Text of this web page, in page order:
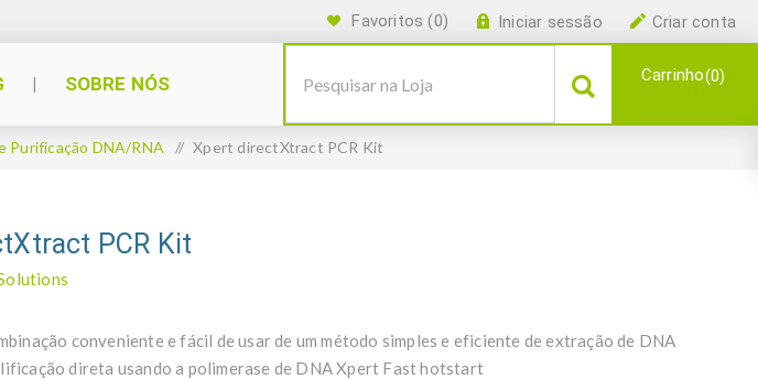
Criar conta
Iniciar sessão
Favoritos (0)
SOBRE NÓS Carrinho 0
Purificação DNA/RNA / Xpert directXtract PCR Kit
PCR Kit
conveniente e fácil de usar de um método simples e eficiente de extração de DNA
direta usando a polimerase de DNA Xpert Fast hotstart